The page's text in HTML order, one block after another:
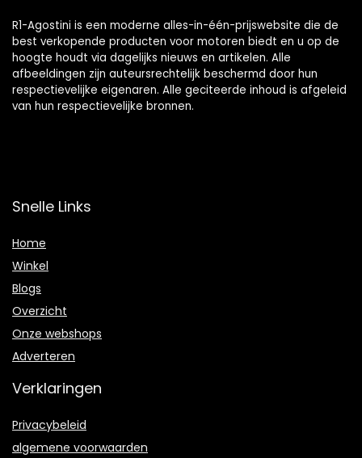
R1-Agostini is een moderne alles-in-één-prijswebsite die de
best verkopende producten voor motoren biedt en u op de
hoogte houdt via dagelijks nieuws en artikelen. Alle
afbeeldingen zijn auteursrechtelijk beschermd door hun
respectievelijke eigenaren. Alle geciteerde inhoud is afgeleid
van hun respectievelijke bronnen.
Snelle Links
Home
Winkel
Blogs
Overzicht
Onze webshops
Adverteren
Verklaringen
Privacybeleid
algemene voorwaarden